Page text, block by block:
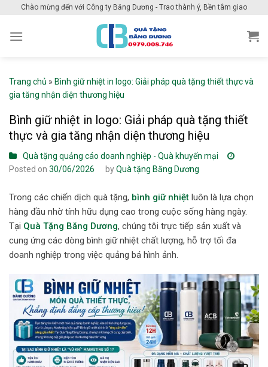
content
Chào mừng đến với Công ty Băng Dương - Trao thành ý, Bền tâm giao
Trang chủ » Bình giữ nhiệt in logo: Giải pháp quà tặng thiết thực và
gia tăng nhận diện thương hiệu
Bình giữ nhiệt in logo: Giải pháp quà tặng thiết
thực và gia tăng nhận diện thương hiệu
Quà tặng quảng cáo doanh nghiệp - Quà khuyến mại
Posted on 30/06/2026 byQuà tặng Băng Dương
Trong các chiến dịch quà tặng, bình giữ nhiệt luôn là lựa chọn
hàng đầu nhờ tính hữu dụng cao trong cuộc sống hàng ngày.
Tại Quà Tặng Băng Dương, chúng tôi trực tiếp sản xuất và
cung ứng các dòng bình giữ nhiệt chất lượng, hỗ trợ tối đa
doanh nghiệp trong việc quảng bá hình ảnh.